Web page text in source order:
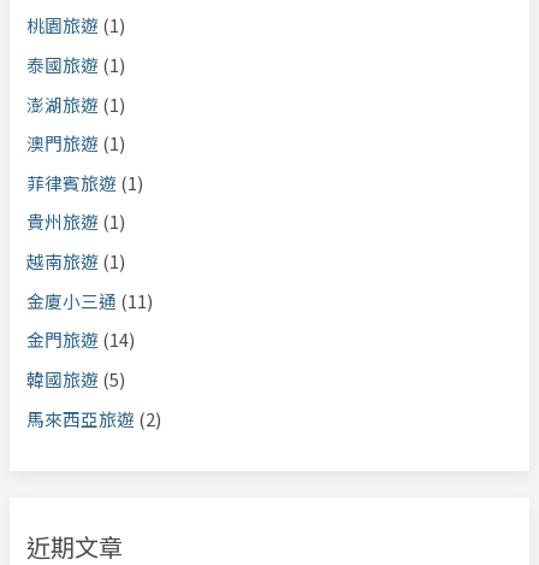
桃園旅遊 (1)
泰國旅遊 (1)
澎湖旅遊 (1)
澳門旅遊 (1)
菲律賓旅遊 (1)
貴州旅遊 (1)
越南旅遊 (1)
金廈小三通 (11)
金門旅遊 (14)
韓國旅遊 (5)
馬來西亞旅遊 (2)
近期文章